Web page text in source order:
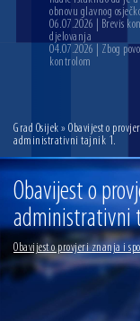
obnovu glavnog
06.07.2026 | Brevis
djelovanja
04.07.2026 | Zbog
kontrolom
Grad Osijek » Obavijest o
administrativni tajnik 1.
Obavijest o
administrativni
Obavijest o provjeri znanja i